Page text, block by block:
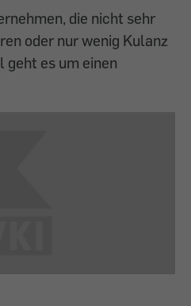
die nicht sehr
oder nur wenig Kulanz
geht es um einen